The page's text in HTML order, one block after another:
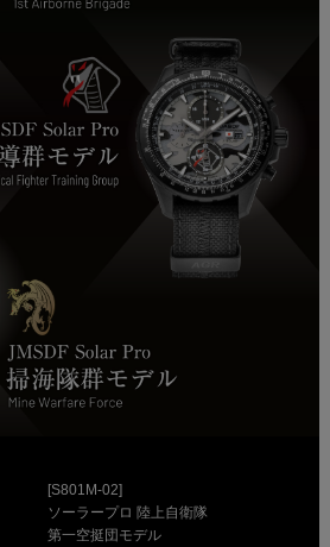
[S801M-02]
ソーラープロ 陸上自衛隊
第一空挺団モデル